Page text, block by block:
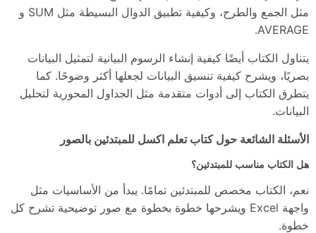
مثل الجمع والطرح، وكيفية تطبيق الدوال البسيطة مثل SUM و
AVERAGE.
يتناول الكتاب أيضًا كيفية إنشاء الرسوم البيانية لتمثيل البيانات
بصريًا، ويشرح كيفية تنسيق البيانات لجعلها أكثر وضوحًا. كما
يتطرق الكتاب إلى أدوات متقدمة مثل الجداول المحورية لتحليل
البيانات.
الأسئلة الشائعة حول كتاب تعلم اكسل للمبتدئين بالصور
هل الكتاب مناسب للمبتدئين؟
نعم، الكتاب مخصص للمبتدئين تمامًا. يبدأ من الأساسيات مثل
واجهة Excel ويشرحها خطوة بخطوة مع صور توضيحية تشرح كل
خطوة.